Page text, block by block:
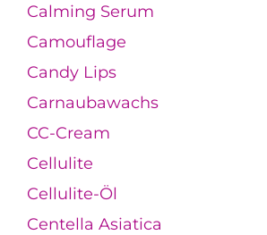
Calming Serum
Camouflage
Candy Lips
Carnaubawachs
CC-Cream
Cellulite
Cellulite-Öl
Centella Asiatica